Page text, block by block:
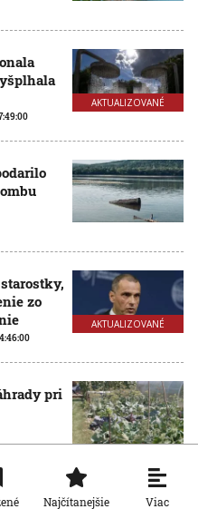
AKTUALIZOVANÉ
AKTUALIZOVANÉ
zo
pri
Najčítanejšie Viac